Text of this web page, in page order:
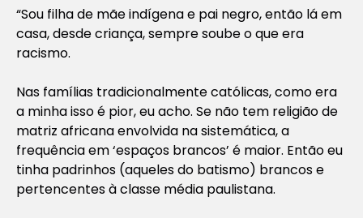
“Sou filha de mãe indígena e pai negro, então lá em
casa, desde criança, sempre soube o que era
racismo.
Nas famílias tradicionalmente católicas, como era
a minha isso é pior, eu acho. Se não tem religião de
matriz africana envolvida na sistemática, a
frequência em ‘espaços brancos’ é maior. Então eu
tinha padrinhos (aqueles do batismo) brancos e
pertencentes à classe média paulistana.